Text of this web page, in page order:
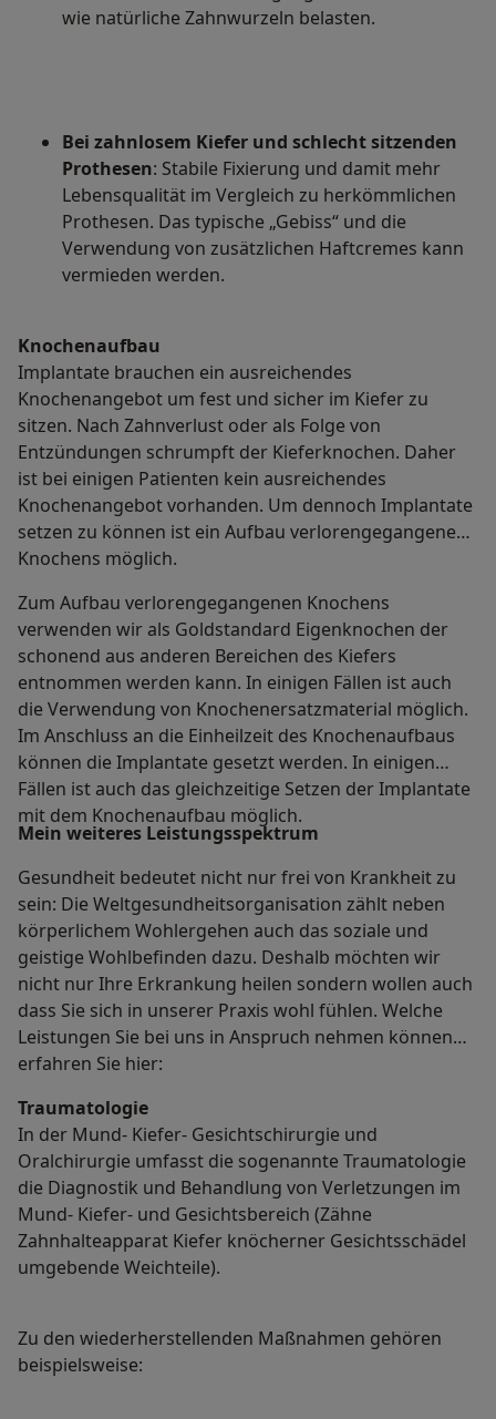
wie natürliche Zahnwurzeln belasten.
Bei zahnlosem Kiefer und schlecht sitzenden
Prothesen: Stabile Fixierung und damit mehr
Lebensqualität im Vergleich zu herkömmlichen
Prothesen. Das typische „Gebiss“ und die
Verwendung von zusätzlichen Haftcremes kann
vermieden werden.
Knochenaufbau
Implantate brauchen ein ausreichendes
Knochenangebot um fest und sicher im Kiefer zu
sitzen. Nach Zahnverlust oder als Folge von
Entzündungen schrumpft der Kieferknochen. Daher
ist bei einigen Patienten kein ausreichendes
Knochenangebot vorhanden. Um dennoch Implantate
setzen zu können ist ein Aufbau verlorengegangenen
Knochens möglich.
Zum Aufbau verlorengegangenen Knochens
verwenden wir als Goldstandard Eigenknochen der
schonend aus anderen Bereichen des Kiefers
entnommen werden kann. In einigen Fällen ist auch
die Verwendung von Knochenersatzmaterial möglich.
Im Anschluss an die Einheilzeit des Knochenaufbaus
können die Implantate gesetzt werden. In einigen
Fällen ist auch das gleichzeitige Setzen der Implantate
mit dem Knochenaufbau möglich.
Mein weiteres Leistungs­spektrum
Gesundheit bedeutet nicht nur frei von Krankheit zu
sein: Die Weltgesundheitsorganisation zählt neben
körperlichem Wohlergehen auch das soziale und
geistige Wohlbefinden dazu. Deshalb möchten wir
nicht nur Ihre Erkrankung heilen sondern wollen auch
dass Sie sich in unserer Praxis wohl fühlen. Welche
Leistungen Sie bei uns in Anspruch nehmen können
erfahren Sie hier:
Traumatologie
In der Mund- Kiefer- Gesichtschirurgie und
Oralchirurgie umfasst die sogenannte Traumatologie
die Diagnostik und Behandlung von Verletzungen im
Mund- Kiefer- und Gesichtsbereich (Zähne
Zahnhalteapparat Kiefer knöcherner Gesichtsschädel
umgebende Weichteile).
Zu den wiederherstellenden Maßnahmen gehören
beispielsweise: